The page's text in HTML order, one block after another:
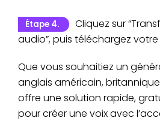
Étape 4.
Cliquez sur
audio”, puis téléchargez votre
Que vous souhaitiez un
anglais américain,
offre une solution rapide,
pour créer une voix avec